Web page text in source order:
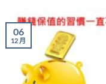
06
12 月